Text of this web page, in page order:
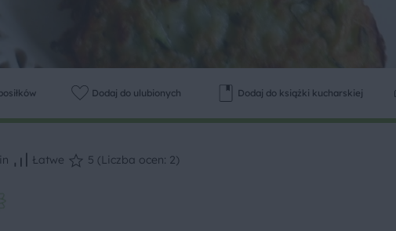
Dodaj do ulubionych Dodaj do książki kucharskiej
Łatwe 5 (Liczba ocen: 2)